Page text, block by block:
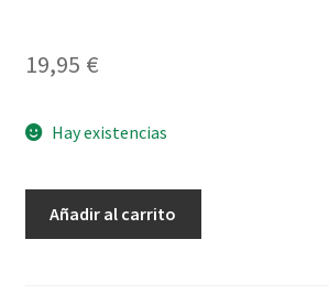
19,95 €
Hay existencias
Añadir al carrito